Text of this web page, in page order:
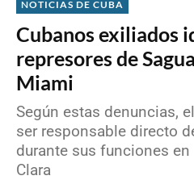
NOTICIAS DE CUBA
Cubanos exiliados
represores de
Miami
Según estas denuncias,
ser responsable directo
durante sus funciones
Clara